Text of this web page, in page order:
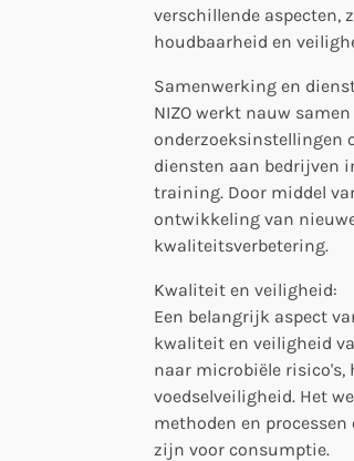
verschillende aspecten,
houdbaarheid en
Samenwerking en
NIZO werkt nauw
onderzoeksinstellingen
diensten aan bedrijven
training. Door middel
ontwikkeling van
kwaliteitsverbetering.
Kwaliteit en veiligheid:
Een belangrijk aspect
kwaliteit en veiligheid
naar microbiële risico's,
voedselveiligheid. Het
methoden en
zijn voor consumptie.